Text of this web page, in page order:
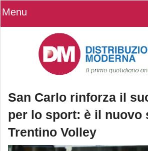
Menu
San Carlo rinforza il
per lo sport: è il nuovo
Trentino Volley